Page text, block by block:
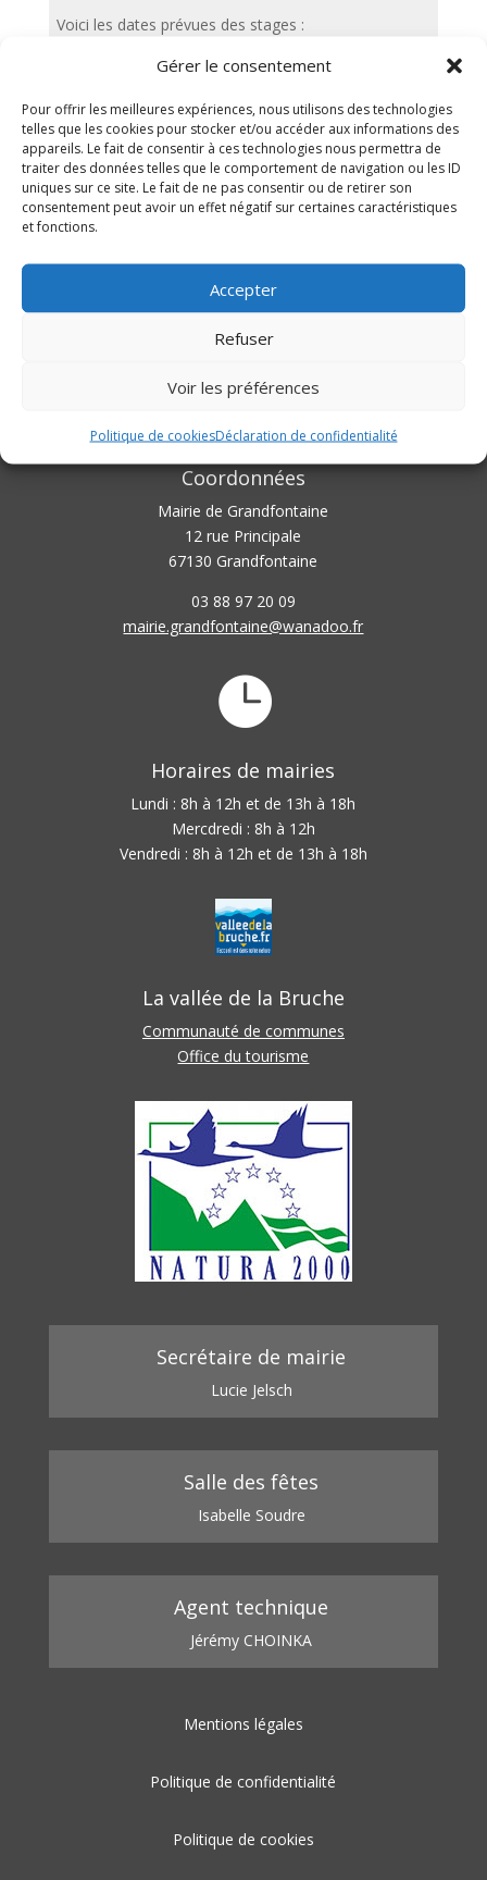
Gérer le consentement
Pour offrir les meilleures expériences, nous utilisons des technologies
telles que les cookies pour stocker et/ou accéder aux informations des
appareils. Le fait de consentir à ces technologies nous permettra de
traiter des données telles que le comportement de navigation ou les ID
uniques sur ce site. Le fait de ne pas consentir ou de retirer son
consentement peut avoir un effet négatif sur certaines caractéristiques
et fonctions.
Accepter
Refuser
Voir les préférences
Politique de cookiesDéclaration de confidentialité
Voici les dates prévues des stages :
– Du 14 au 17 avril 2025
– Du 19 au 23 mai 2025
←Précédent Suivant→

Coordonnées
Mairie de Grandfontaine
12 rue Principale
67130 Grandfontaine
03 88 97 20 09
mairie.grandfontaine@wanadoo.fr

Horaires de mairies
Lundi : 8h à 12h et de 13h à 18h
Mercdredi : 8h à 12h
Vendredi : 8h à 12h et de 13h à 18h
La vallée de la Bruche
Communauté de communes
Office du tourisme
Secrétaire de mairie
Lucie Jelsch
Salle des fêtes
Isabelle Soudre
Agent technique
Jérémy CHOINKA
Mentions légales
Politique de confidentialité
Politique de cookies